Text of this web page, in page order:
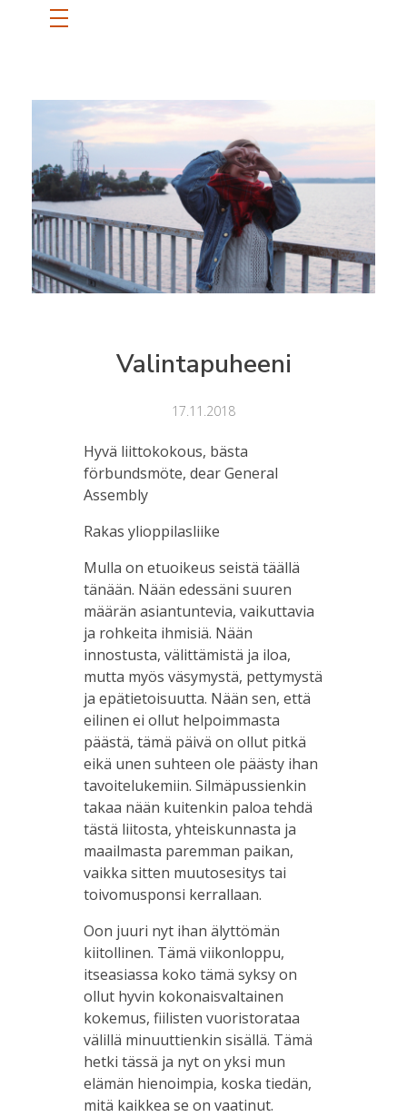
SANNI
BLOGI
OTA YHTEYTTÄ
Valintapuheeni
17.11.2018
Hyvä liittokokous, bästa
förbundsmöte, dear General
Assembly
Rakas ylioppilasliike
Mulla on etuoikeus seistä täällä
tänään. Nään edessäni suuren
määrän asiantuntevia, vaikuttavia
ja rohkeita ihmisiä. Nään
innostusta, välittämistä ja iloa,
mutta myös väsymystä, pettymystä
ja epätietoisuutta. Nään sen, että
eilinen ei ollut helpoimmasta
päästä, tämä päivä on ollut pitkä
eikä unen suhteen ole päästy ihan
tavoitelukemiin. Silmäpussienkin
takaa nään kuitenkin paloa tehdä
tästä liitosta, yhteiskunnasta ja
maailmasta paremman paikan,
vaikka sitten muutosesitys tai
toivomusponsi kerrallaan.
Oon juuri nyt ihan älyttömän
kiitollinen. Tämä viikonloppu,
itseasiassa koko tämä syksy on
ollut hyvin kokonaisvaltainen
kokemus, fiilisten vuoristorataa
välillä minuuttienkin sisällä. Tämä
hetki tässä ja nyt on yksi mun
elämän hienoimpia, koska tiedän,
mitä kaikkea se on vaatinut.